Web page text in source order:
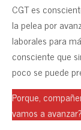
CGT es
la pelea por
laborales para
consciente que
poco se puede
Porque,
vamos a